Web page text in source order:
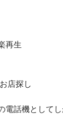
再生
店探し
電話機として